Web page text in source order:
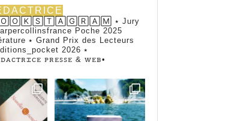
⭑ Jury
Poche 2025
⭑ Grand Prix des Lecteurs
2026 ⭑
ꮲꭱꭼꮪꮪꭼ & ꮃꭼᏼ•